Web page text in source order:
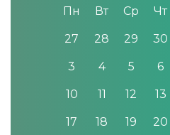
Пн Вт Ср Чт
27 28 29 30
3 4 5 6
10 11 12 13
17 18 19 20